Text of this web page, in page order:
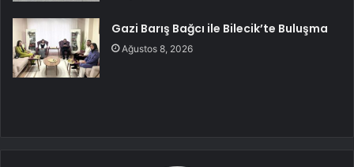
Gazi Barış Bağcı ile Bilecik’te Buluşma
Ağustos 8, 2026